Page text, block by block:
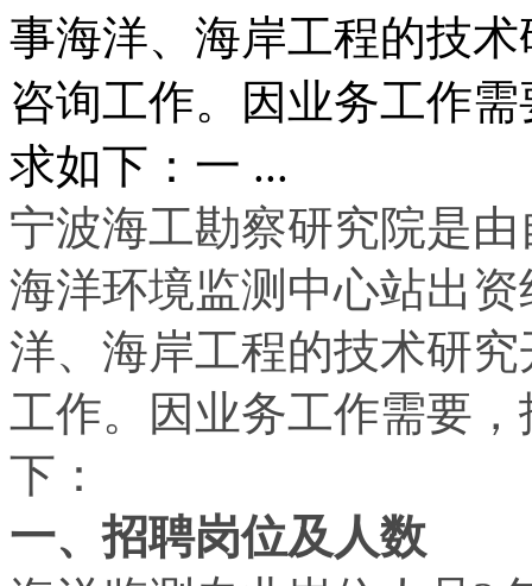
事海洋、海岸工程的技
咨询工作。因业务工作
求如下：一 ...
宁波海工勘察研究院是
海洋环境监测中心站出
洋、海岸工程的技术研
工作。因业务工作需要
下：
一、招聘岗位及人数